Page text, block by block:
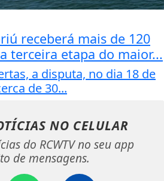
receberá mais de 120
terceira etapa do maior...
a disputa, no dia 18 de
de 30...
NO CELULAR
do RCWTV no seu app
de mensagens.